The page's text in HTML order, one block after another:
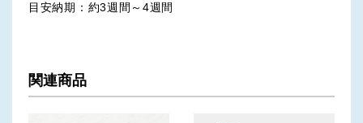
目安納期：約3週間～4週間
関連商品